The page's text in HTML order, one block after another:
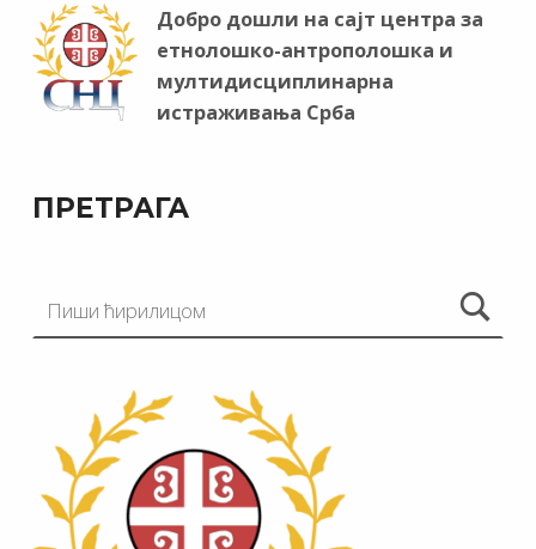
Добро дошли на сајт центра за
етнолошко-антрополошка и
мултидисциплинарна
истраживања Срба
ПРЕТРАГА